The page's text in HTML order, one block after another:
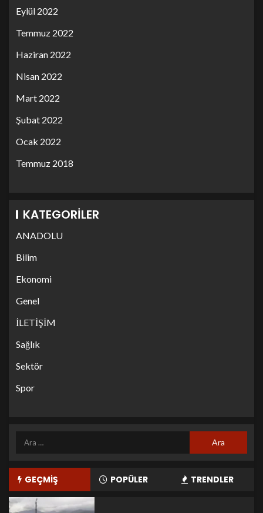
Eylül 2022
Temmuz 2022
Haziran 2022
Nisan 2022
Mart 2022
Şubat 2022
Ocak 2022
Temmuz 2018
KATEGORILER
ANADOLU
Bilim
Ekonomi
Genel
İLETİŞİM
Sağlık
Sektör
Spor
GEÇMİŞ POPÜLER TRENDLER